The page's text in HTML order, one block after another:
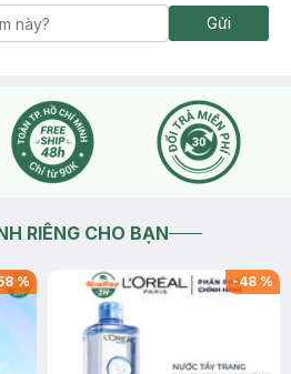
Gửi
RIÊNG CHO BẠN
% -48 %